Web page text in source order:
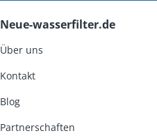
Neue-wasserfilter.de
Über uns
Kontakt
Blog
Partnerschaften